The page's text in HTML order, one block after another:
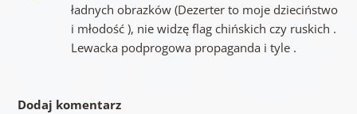
ładnych obrazków (Dezerter to moje dzieciństwo
i młodość ), nie widzę flag chińskich czy ruskich .
Lewacka podprogowa propaganda i tyle .
Dodaj komentarz